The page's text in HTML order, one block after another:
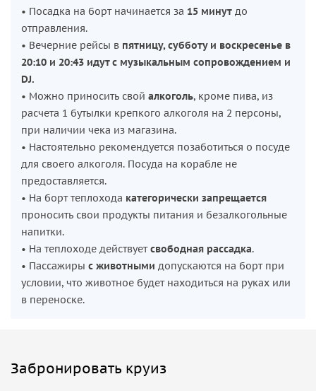
• Посадка на борт начинается за 15 минут до
отправления.
• Вечерние рейсы в пятницу, субботу и воскресенье в
20:10 и 20:43 идут с музыкальным сопровождением и
DJ.
• Можно приносить свой алкоголь, кроме пива, из
расчета 1 бутылки крепкого алкоголя на 2 персоны,
при наличии чека из магазина.
• Настоятельно рекомендуется позаботиться о посуде
для своего алкоголя. Посуда на корабле не
предоставляется.
• На борт теплохода категорически запрещается
проносить свои продукты питания и безалкогольные
напитки.
• На теплоходе действуетсвободная рассадка.
• Пассажиры с животными допускаются на борт при
условии, что животное будет находиться на руках или
в переноске.
Забронировать круиз